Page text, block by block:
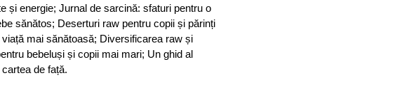
și energie; Jurnal de sarcină: sfaturi pentru o
sănătos; Deserturi raw pentru copii și părinți
mai sănătoasă; Diversificarea raw și
bebeluși și copii mai mari; Un ghid al
de față.